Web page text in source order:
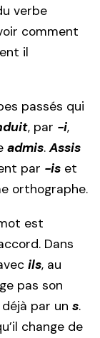
verbe
comment
il
passés qui
, par -i,
admis.Assis
par -is et
orthographe.
est
Dans
ils, au
pas son
par un s.
change de